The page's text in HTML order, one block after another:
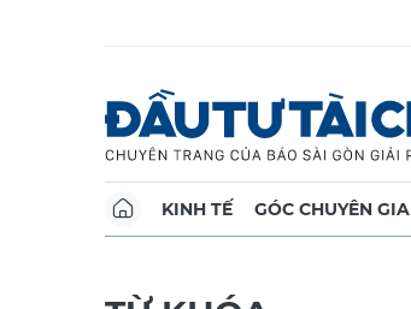
KINH TẾ GÓC CHUYÊN GIA